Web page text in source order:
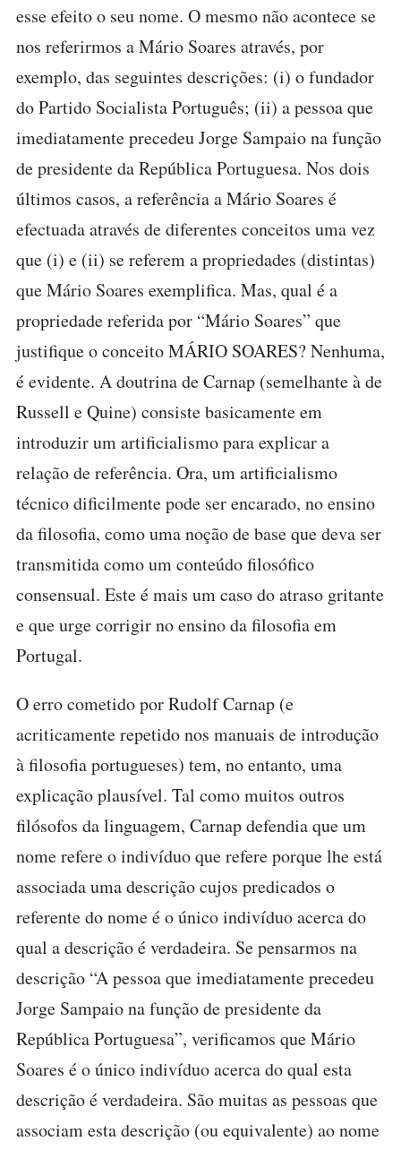
esse efeito o seu nome. O mesmo não acontece se
nos referirmos a Mário Soares através, por
exemplo, das seguintes descrições: (i) o fundador
do Partido Socialista Português; (ii) a pessoa que
imediatamente precedeu Jorge Sampaio na função
de presidente da República Portuguesa. Nos dois
últimos casos, a referência a Mário Soares é
efectuada através de diferentes conceitos uma vez
que (i) e (ii) se referem a propriedades (distintas)
que Mário Soares exemplifica. Mas, qual é a
propriedade referida por “Mário Soares” que
justifique o conceito MÁRIO SOARES? Nenhuma,
é evidente. A doutrina de Carnap (semelhante à de
Russell e Quine) consiste basicamente em
introduzir um artificialismo para explicar a
relação de referência. Ora, um artificialismo
técnico dificilmente pode ser encarado, no ensino
da filosofia, como uma noção de base que deva ser
transmitida como um conteúdo filosófico
consensual. Este é mais um caso do atraso gritante
e que urge corrigir no ensino da filosofia em
Portugal.
O erro cometido por Rudolf Carnap (e
acriticamente repetido nos manuais de introdução
à filosofia portugueses) tem, no entanto, uma
explicação plausível. Tal como muitos outros
filósofos da linguagem, Carnap defendia que um
nome refere o indivíduo que refere porque lhe está
associada uma descrição cujos predicados o
referente do nome é o único indivíduo acerca do
qual a descrição é verdadeira. Se pensarmos na
descrição “A pessoa que imediatamente precedeu
Jorge Sampaio na função de presidente da
República Portuguesa”, verificamos que Mário
Soares é o único indivíduo acerca do qual esta
descrição é verdadeira. São muitas as pessoas que
associam esta descrição (ou equivalente) ao nome